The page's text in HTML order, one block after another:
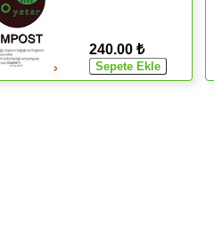
240.00 ₺